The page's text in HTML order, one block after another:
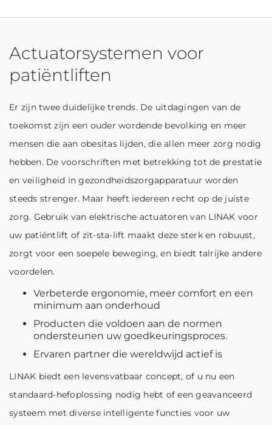
Actuatorsystemen voor
patiëntliften
Er zijn twee duidelijke trends. De uitdagingen van de
toekomst zijn een ouder wordende bevolking en meer
mensen die aan obesitas lijden, die allen meer zorg nodig
hebben. De voorschriften met betrekking tot de prestatie
en veiligheid in gezondheidszorgapparatuur worden
steeds strenger. Maar heeft iedereen recht op de juiste
zorg. Gebruik van elektrische actuatoren van LINAK voor
uw patiëntlift of zit-sta-lift maakt deze sterk en robuust,
zorgt voor een soepele beweging, en biedt talrijke andere
voordelen.
Verbeterde ergonomie, meer comfort en een
minimum aan onderhoud
Producten die voldoen aan de normen
ondersteunen uw goedkeuringsproces.
Ervaren partner die wereldwijd actief is
LINAK biedt een levensvatbaar concept, of u nu een
standaard-hefoplossing nodig hebt of een geavanceerd
systeem met diverse intelligente functies voor uw